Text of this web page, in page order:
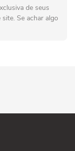
de seus
Se achar algo